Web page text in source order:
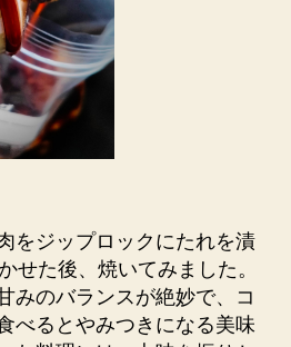
をジップロックにたれを漬
せた後、焼いてみました。
みのバランスが絶妙で、コ
べるとやみつきになる美味